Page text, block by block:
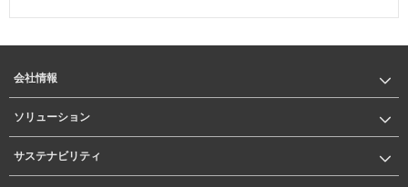
会社情報
ソリューション
サステナビリティ